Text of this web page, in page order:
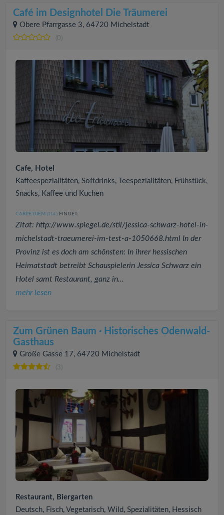
Café im Designhotel Die Träumerei
Obere Pfarrgasse 3, 64720 Michelstadt
(0)
Cafe, Hotel
Kaffeespezialitäten, Softdrinks, Teespezialitäten, Frühstück,
Snacks, Kaffee und Kuchen
CARPE.DIEM (314 ) FINDET:
Zitat: http://www.spiegel.de/stil/jessica-schwarz-hotel-in-
michelstadt-traeumerei-im-test-a-1050668.html In der
Provinz ist es doch am schönsten: In ihrer hessischen
Heimatstadt betreibt Schauspielerin Jessica Schwarz ein
Hotel samt Restaurant, ganz in...
mehr lesen
Zum Grünen Baum · Historisches Odenwald-
Gasthaus
Große Gasse 17, 64720 Michelstadt
(3)
Restaurant, Biergarten
Deutsch, Fisch, Vegetarisch, Wild, Spezialitäten, Hessisch